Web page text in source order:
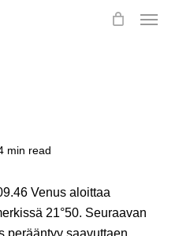
Menu
min read
Venus aloittaa
21°50. Seuraavan
perääntyy saavuttaen